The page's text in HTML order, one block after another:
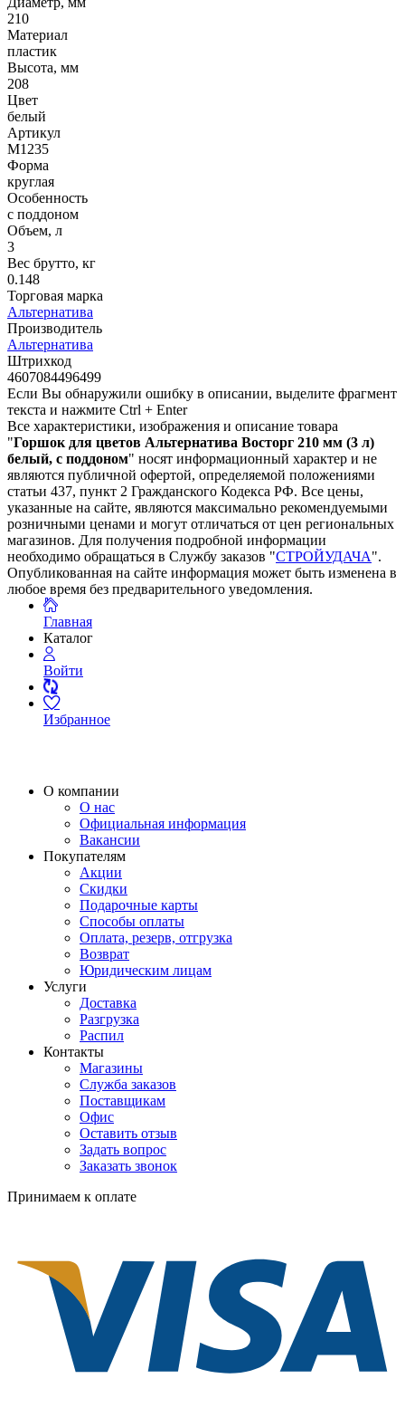
210
Материал
пластик
Высота, мм
208
Цвет
белый
Артикул
М1235
Форма
круглая
Особенность
с поддоном
Объем, л
3
Вес брутто, кг
0.148
Торговая марка
Альтернатива
Производитель
Альтернатива
Штрихкод
4607084496499
Если Вы обнаружили ошибку в описании, выделите фрагмент
текста и нажмите Ctrl + Enter
Все характеристики, изображения и описание товара
"Горшок для цветов Альтернатива Восторг 210 мм (3 л)
белый, с поддоном" носят информационный характер и не
являются публичной офертой, определяемой положениями
статьи 437, пункт 2 Гражданского Кодекса РФ. Все цены,
указанные на сайте, являются максимально рекомендуемыми
розничными ценами и могут отличаться от цен региональных
магазинов. Для получения подробной информации
необходимо обращаться в Службу заказов "СТРОЙУДАЧА".
Опубликованная на сайте информация может быть изменена в
любое время без предварительного уведомления.
Главная
Каталог
Войти
Избранное
О компании
О нас
Официальная информация
Вакансии
Покупателям
Акции
Скидки
Подарочные карты
Способы оплаты
Оплата, резерв, отгрузка
Возврат
Юридическим лицам
Услуги
Доставка
Разгрузка
Распил
Контакты
Магазины
Служба заказов
Поставщикам
Офис
Оставить отзыв
Задать вопрос
Заказать звонок
Принимаем к оплате